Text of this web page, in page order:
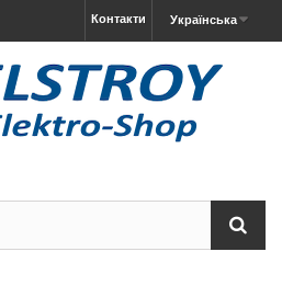
Українська
Контакти